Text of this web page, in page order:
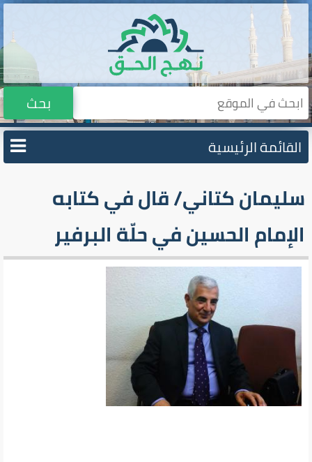
بحث
القائمة الرئيسية
سليمان كتاني/ قال في كتابه
الإمام الحسين في حلّة البرفير